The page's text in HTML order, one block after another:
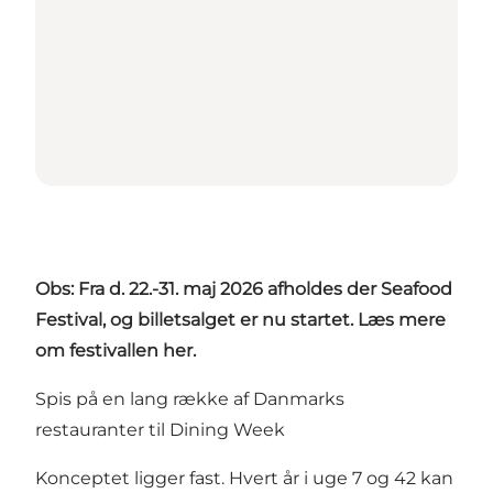
Obs: Fra d. 22.-31. maj 2026 afholdes der Seafood
Festival, og billetsalget er nu startet. Læs mere
om festivallen her.
Spis på en lang række af Danmarks
restauranter til Dining Week
Konceptet ligger fast. Hvert år i uge 7 og 42 kan